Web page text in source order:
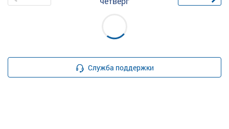
Служба поддержки